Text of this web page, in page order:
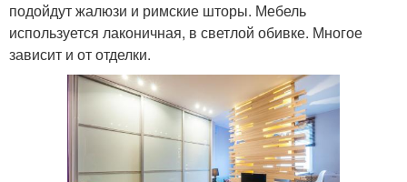
подойдут жалюзи и римские шторы. Мебель
используется лаконичная, в светлой обивке. Многое
зависит и от отделки.